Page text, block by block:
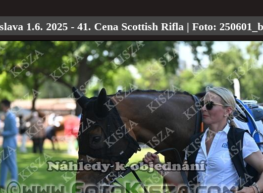
1.6. 2025 - 41. Cena Scottish Rifla| Foto: